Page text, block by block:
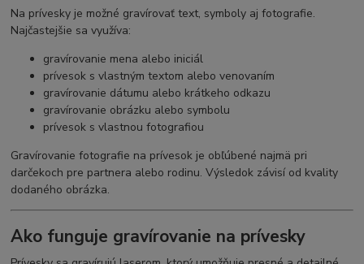
Na prívesky je možné gravírovať text, symboly aj fotografie.
Najčastejšie sa využíva:
gravírovanie mena alebo iniciál
prívesok s vlastným textom alebo venovaním
gravírovanie dátumu alebo krátkeho odkazu
gravírovanie obrázku alebo symbolu
prívesok s vlastnou fotografiou
Gravírovanie fotografie na prívesok je obľúbené najmä pri
darčekoch pre partnera alebo rodinu. Výsledok závisí od kvality
dodaného obrázka.
Ako funguje gravírovanie na prívesky